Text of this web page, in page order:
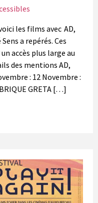
les films avec AD,
a repérés. Ces
accès plus large au
des mentions AD,
: 12 Novembre :
GRETA […]